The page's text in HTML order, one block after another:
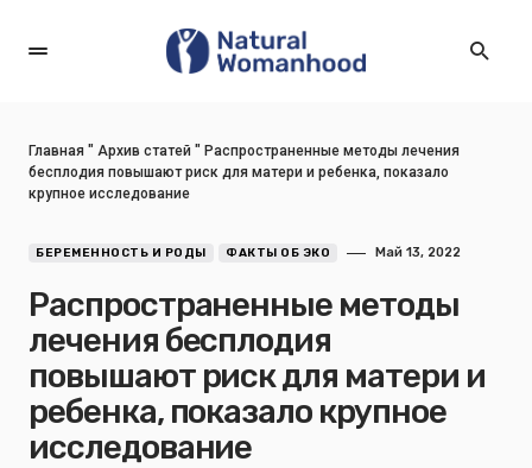
Главная " Архив статей " Распространенные методы лечения
бесплодия повышают риск для матери и ребенка, показало
крупное исследование
БЕРЕМЕННОСТЬ И РОДЫ ФАКТЫ ОБ ЭКО Май 13, 2022
Распространенные методы
лечения бесплодия
повышают риск для матери и
ребенка, показало крупное
исследование